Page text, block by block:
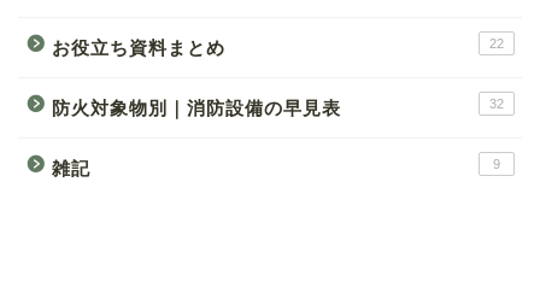
お役立ち資料まとめ 22
防火対象物別｜消防設備の早見表 32
雑記 9